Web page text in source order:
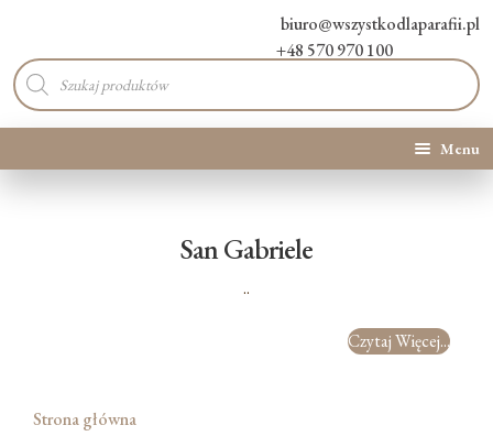
biuro@wszystkodlaparafii.pl
+48 570 970 100
Wyszukiwarka
produktów
Menu
Kontakt
San Gabriele
..
Czytaj Więcej...
Strona główna